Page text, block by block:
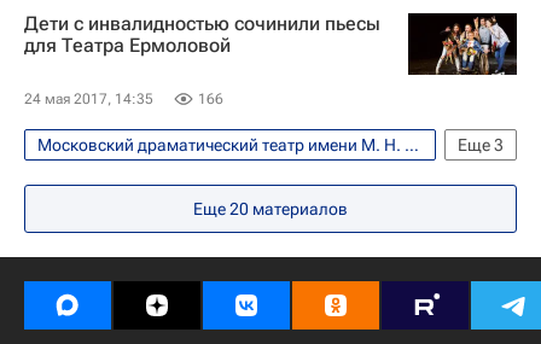
Дети с инвалидностью сочинили пьесы
для Театра Ермоловой
24 мая 2017, 14:35 166
Еще3
Московский драматический театр имени М. Н. Ермоловой
Жизнь без преград
Москва
Еще20 материалов